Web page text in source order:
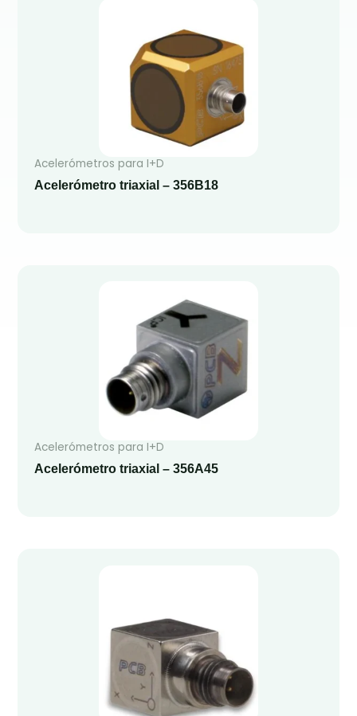
Acelerómetros para I+D
Acelerómetro triaxial – 356B18
Acelerómetros para I+D
Acelerómetro triaxial – 356A45